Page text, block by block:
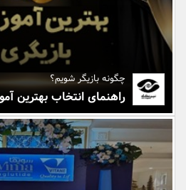
چگونه بازیگر شویم؟
راهنمای انتخاب بهترین